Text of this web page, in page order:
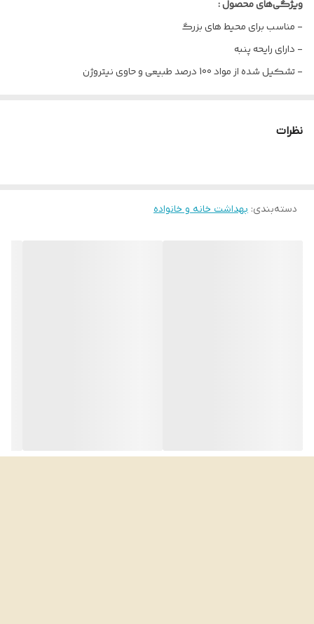
ویژگی‌های محصول :
- مناسب برای محیط های بزرگ
- دارای رایحه پنبه
- تشکیل شده از مواد 100 درصد طبیعی و حاوی نیتروژن
- مناسب ها برای استفاده روی مبل، پرده، محیط خانه، اداره و ...
نظرات
دسته‌بندی: بهداشت خانه و خانواده